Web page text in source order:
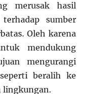
merusak hasil
sumber
Oleh karena
mendukung
mengurangi
beralih ke
lingkungan.